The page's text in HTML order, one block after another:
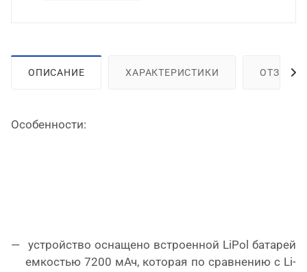
ОПИСАНИЕ ХАРАКТЕРИСТИКИ ОТЗЫВЫ
Особенности:
емкостью 7200 мАч, которая по сравнению с Li-